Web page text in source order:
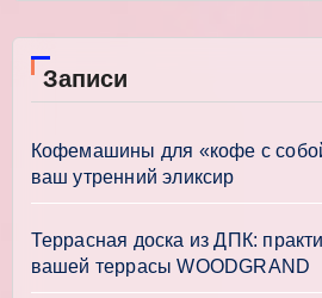
Записи
Кофемашины для «кофе с
ваш утренний эликсир
Террасная доска из ДПК:
вашей террасы WOODGRAND